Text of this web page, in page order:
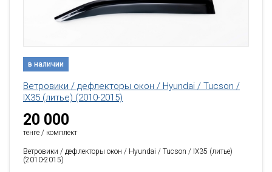
в наличии
Ветровики / дефлекторы окон / Hyundai / Tucson /
IX35 (литье) (2010-2015)
20 000
тенге / комплект
Ветровики / дефлекторы окон / Hyundai / Tucson / IX35 (литье)
(2010-2015)